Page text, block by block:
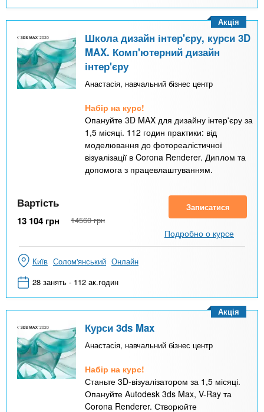
Школа дизайн інтер'єру, курси 3D
MAX. Комп'ютерний дизайн
інтер'єру
Анастасія, навчальний бізнес центр
Набір на курс!
Опануйте 3D MAX для дизайну інтер'єру за
1,5 місяці. 112 годин практики: від
моделювання до фотореалістичної
візуалізації в Corona Renderer. Диплом та
допомога з працевлаштуванням.
Акція
Вартість
13 104 грн 14560 грн
Записатися
Подробно о курсе
Київ Солом'янський Онлайн
28 занять - 112 ак.годин
Курси 3ds Max
Анастасія, навчальний бізнес центр
Набір на курс!
Станьте 3D-візуалізатором за 1,5 місяці.
Опануйте Autodesk 3ds Max, V-Ray та
Corona Renderer. Створюйте
Акція